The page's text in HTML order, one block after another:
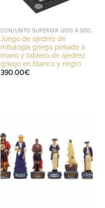
Juego de ajedrez de
mitología griega pintado a
mano y tablero de ajedrez
griego en blanco y negro
390.00€